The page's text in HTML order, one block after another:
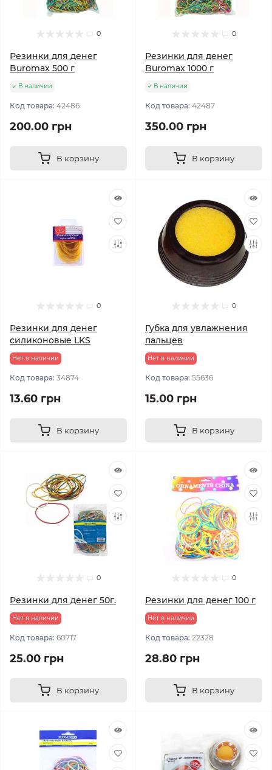
0
Резинки для денег
Buromax 500 г
В наличии
Код товара: 42486
200.00 грн
В корзину
0
Резинки для денег
Buromax 1000 г
В наличии
Код товара: 42487
350.00 грн
В корзину
0
Резинки для денег
силиконовые LKS
Нет в наличии
Код товара: 34874
13.60 грн
В корзину
0
Губка для увлажнения
пальцев
Нет в наличии
Код товара: 55636
15.00 грн
В корзину
0
Резинки для денег 50г.
Нет в наличии
Код товара: 60717
25.00 грн
В корзину
0
Резинки для денег 100 г
Нет в наличии
Код товара: 22328
28.80 грн
В корзину